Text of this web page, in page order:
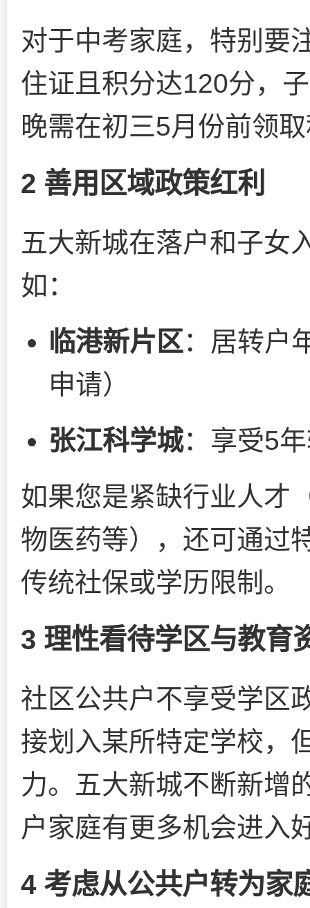
对于中考家庭，特别要
住证且积分达120分，
晚需在初三5月份前领
2 善用区域政策红利
五大新城在落户和子女
如：
临港新片区：居转户
申请）
张江科学城：享受5
如果您是紧缺行业人才
物医药等），还可通过
传统社保或学历限制。
3 理性看待学区与教育
社区公共户不享受学区
接划入某所特定学校，
力。五大新城不断新增
户家庭有更多机会进入
4 考虑从公共户转为家